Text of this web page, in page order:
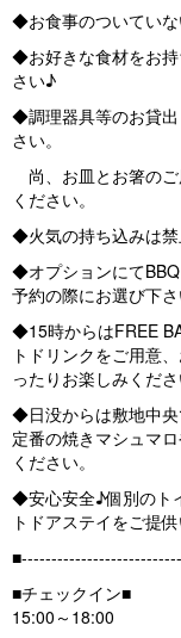
◆お食事のついていな
◆お好きな食材をお
さい♪
◆調理器具等のお貸
さい。
尚、お皿とお箸の
ください。
◆火気の持ち込みは禁
◆オプションにて
予約の際にお選び下さ
◆15時からはFREE
トドリンクをご用意
ったりお楽しみくださ
◆日没からは敷地中央
定番の焼きマシュマ
ください。
◆安心安全♪個別のト
トドアステイをご提供
■チェックイン■
15:00～18:00